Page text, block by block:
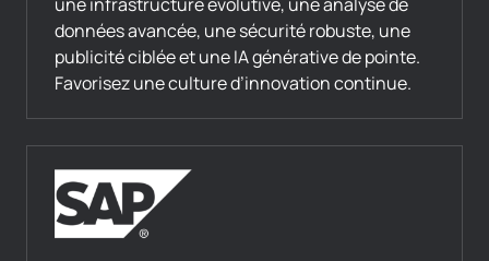
données avancée, une sécurité robuste, une
publicité ciblée et une IA générative de pointe.
Favorisez une culture d’innovation continue.